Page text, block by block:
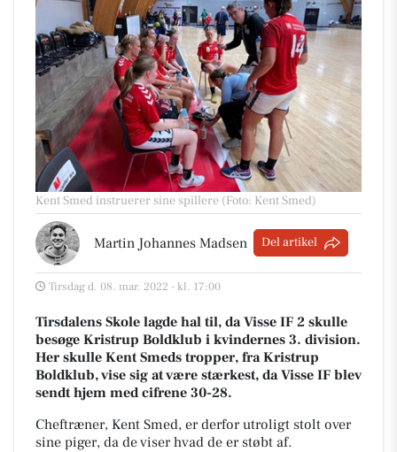
Kent Smed instruerer sine spillere (Foto: Kent Smed)
Martin Johannes Madsen Del artikel
Tirsdag d. 08. mar. 2022 - kl. 17:00
Tirsdalens Skole lagde hal til, da Visse IF 2 skulle
besøge Kristrup Boldklub i kvindernes 3. division.
Her skulle Kent Smeds tropper, fra Kristrup
Boldklub, vise sig at være stærkest, da Visse IF blev
sendt hjem med cifrene 30-28.
Cheftræner, Kent Smed, er derfor utroligt stolt over
sine piger, da de viser hvad de er støbt af.